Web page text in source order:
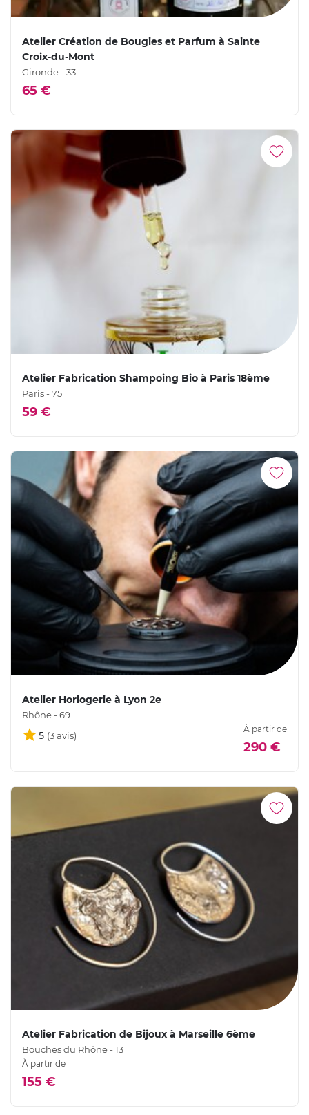
Atelier Création de Bougies et Parfum à Sainte
Croix-du-Mont
Gironde - 33
65 €
Atelier Fabrication Shampoing Bio à Paris 18ème
Paris - 75
59 €
Atelier Horlogerie à Lyon 2e
Rhône - 69
5
À partir de
290 €
Atelier Fabrication de Bijoux à Marseille 6ème
Bouches du Rhône - 13
À partir de
155 €